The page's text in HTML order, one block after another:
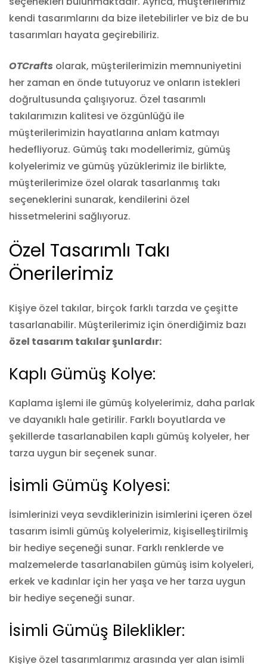
kendi tasarımlarını da bize iletebilirler ve biz de bu
tasarımları hayata geçirebiliriz.
OTCrafts olarak, müşterilerimizin memnuniyetini
her zaman en önde tutuyoruz ve onların istekleri
doğrultusunda çalışıyoruz. Özel tasarımlı
takılarımızın kalitesi ve özgünlüğü ile
müşterilerimizin hayatlarına anlam katmayı
hedefliyoruz. Gümüş takı modellerimiz, gümüş
kolyelerimiz ve gümüş yüzüklerimiz ile birlikte,
müşterilerimize özel olarak tasarlanmış takı
seçeneklerini sunarak, kendilerini özel
hissetmelerini sağlıyoruz.
Özel Tasarımlı Takı
Önerilerimiz
Kişiye özel takılar, birçok farklı tarzda ve çeşitte
tasarlanabilir. Müşterilerimiz için önerdiğimiz bazı
özel tasarım takılar şunlardır:
Kaplı Gümüş Kolye:
Kaplama işlemi ile gümüş kolyelerimiz, daha parlak
ve dayanıklı hale getirilir. Farklı boyutlarda ve
şekillerde tasarlanabilen kaplı gümüş kolyeler, her
tarza uygun bir seçenek sunar.
İsimli Gümüş Kolyesi:
İsimlerinizi veya sevdiklerinizin isimlerini içeren özel
tasarım isimli gümüş kolyelerimiz, kişiselleştirilmiş
bir hediye seçeneği sunar. Farklı renklerde ve
malzemelerde tasarlanabilen gümüş isim kolyeleri,
erkek ve kadınlar için her yaşa ve her tarza uygun
bir hediye seçeneği sunar.
İsimli Gümüş Bileklikler:
Kişiye özel tasarımlarımız arasında yer alan isimli